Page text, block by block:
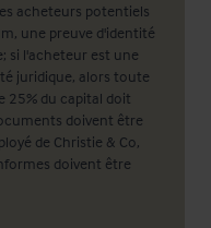
acheteurs potentiels
une preuve d'identité
si l'acheteur est une
juridique, alors toute
25% du capital doit
doivent être
de Christie & Co,
doivent être